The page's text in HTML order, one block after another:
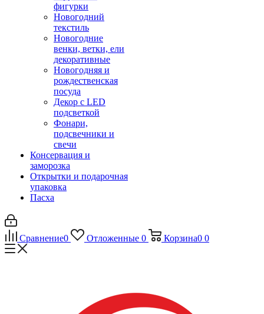
фигурки
Новогодний
текстиль
Новогодние
венки, ветки, ели
декоративные
Новогодняя и
рождественская
посуда
Декор с LED
подсветкой
Фонари,
подсвечники и
свечи
Консервация и
заморозка
Открытки и подарочная
упаковка
Пасха
Сравнение0 Отложенные 0 Корзина0 0